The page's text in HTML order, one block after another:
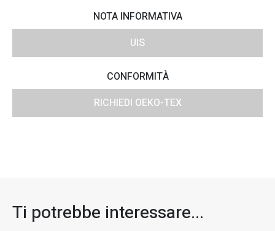
NOTA INFORMATIVA
UIS
CONFORMITÀ
RICHIEDI OEKO-TEX
Ti potrebbe interessare...​